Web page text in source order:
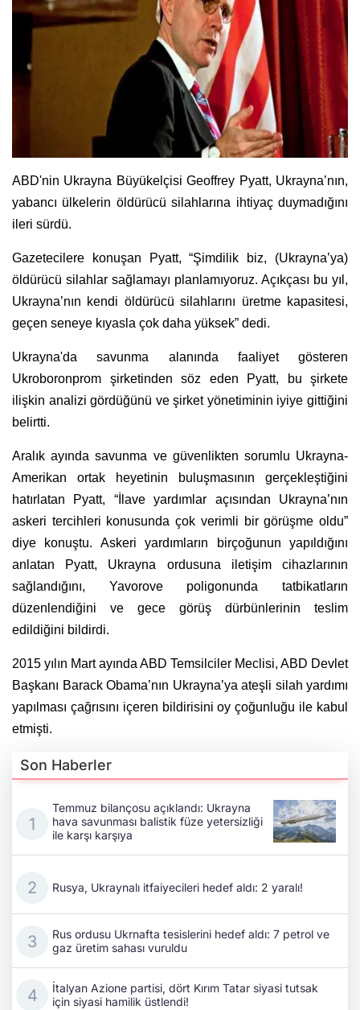
ABD'nin Ukrayna Büyükelçisi Geoffrey Pyatt, Ukrayna’nın,
yabancı ülkelerin öldürücü silahlarına ihtiyaç duymadığını
ileri sürdü.
Gazetecilere konuşan Pyatt, “Şimdilik biz, (Ukrayna’ya)
öldürücü silahlar sağlamayı planlamıyoruz. Açıkçası bu yıl,
Ukrayna’nın kendi öldürücü silahlarını üretme kapasitesi,
geçen seneye kıyasla çok daha yüksek” dedi.
Ukrayna'da savunma alanında faaliyet gösteren
Ukroboronprom şirketinden söz eden Pyatt, bu şirkete
ilişkin analizi gördüğünü ve şirket yönetiminin iyiye gittiğini
belirtti.
Aralık ayında savunma ve güvenlikten sorumlu Ukrayna-
Amerikan ortak heyetinin buluşmasının gerçekleştiğini
hatırlatan Pyatt, “İlave yardımlar açısından Ukrayna’nın
askeri tercihleri konusunda çok verimli bir görüşme oldu”
diye konuştu. Askeri yardımların birçoğunun yapıldığını
anlatan Pyatt, Ukrayna ordusuna iletişim cihazlarının
sağlandığını, Yavorove poligonunda tatbikatların
düzenlendiğini ve gece görüş dürbünlerinin teslim
edildiğini bildirdi.
2015 yılın Mart ayında ABD Temsilciler Meclisi, ABD Devlet
Başkanı Barack Obama’nın Ukrayna’ya ateşli silah yardımı
yapılması çağrısını içeren bildirisini oy çoğunluğu ile kabul
etmişti.
Son Haberler
Temmuz bilançosu açıklandı: Ukrayna
hava savunması balistik füze yetersizliği
ile karşı karşıya
Rusya, Ukraynalı itfaiyecileri hedef aldı: 2 yaralı!
Rus ordusu Ukrnafta tesislerini hedef aldı: 7 petrol ve
gaz üretim sahası vuruldu
İtalyan Azione partisi, dört Kırım Tatar siyasi tutsak
için siyasi hamilik üstlendi!